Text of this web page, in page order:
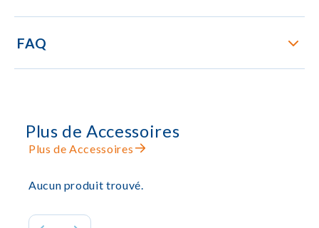
FAQ
Plus de Accessoires
Plus de Accessoires
Aucun produit trouvé.